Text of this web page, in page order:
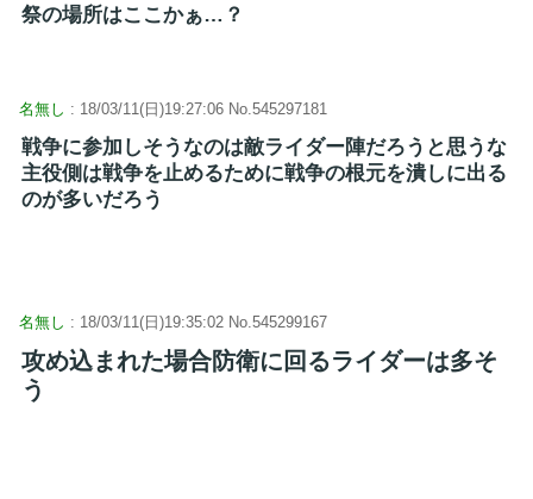
祭の場所はここかぁ…？
名無し : 18/03/11(日)19:27:06 No.545297181
戦争に参加しそうなのは敵ライダー陣だろうと思うな
主役側は戦争を止めるために戦争の根元を潰しに出る
のが多いだろう
名無し : 18/03/11(日)19:35:02 No.545299167
攻め込まれた場合防衛に回るライダーは多そ
う